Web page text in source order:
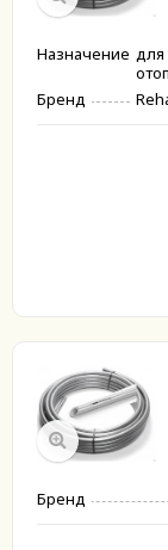
Назначение для
Бренд
Бренд